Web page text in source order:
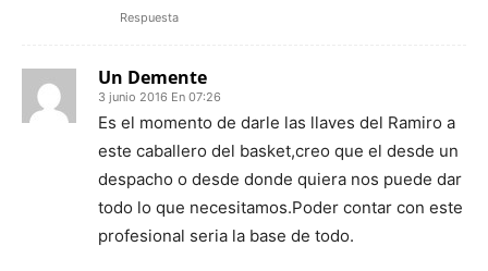
Respuesta
Un Demente
3 junio 2016 En 07:26
Es el momento de darle las llaves del Ramiro a
este caballero del basket,creo que el desde un
despacho o desde donde quiera nos puede dar
todo lo que necesitamos.Poder contar con este
profesional seria la base de todo.